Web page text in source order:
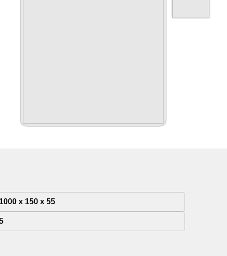
1000 x 150 x 55